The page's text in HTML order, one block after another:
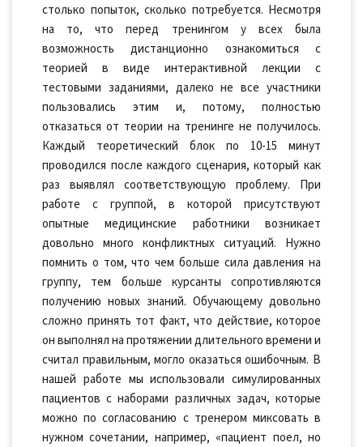
столько попыток, сколько потребуется. Несмотря
на то, что перед тренингом у всех была
возможность дистанционно ознакомиться с
теорией в виде интерактивной лекции с
тестовыми заданиями, далеко не все участники
пользовались этим и, потому, полностью
отказаться от теории на тренинге не получилось.
Каждый теоретический блок по 10-15 минут
проводился после каждого сценария, который как
раз выявлял соответствующую проблему. При
работе с группой, в которой присутствуют
опытные медицинские работники возникает
довольно много конфликтных ситуаций. Нужно
помнить о том, что чем больше сила давления на
группу, тем больше курсанты сопротивляются
получению новых знаний. Обучающему довольно
сложно принять тот факт, что действие, которое
он выполнял на протяжении длительного времени и
считал правильным, могло оказаться ошибочным. В
нашей работе мы использовали симулированных
пациентов с наборами различных задач, которые
можно по согласованию с тренером миксовать в
нужном сочетании, например, «пациент поел, но